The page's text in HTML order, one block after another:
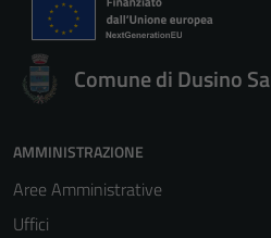
Comune di Dusino
AMMINISTRAZIONE
Aree Amministrative
Uffici